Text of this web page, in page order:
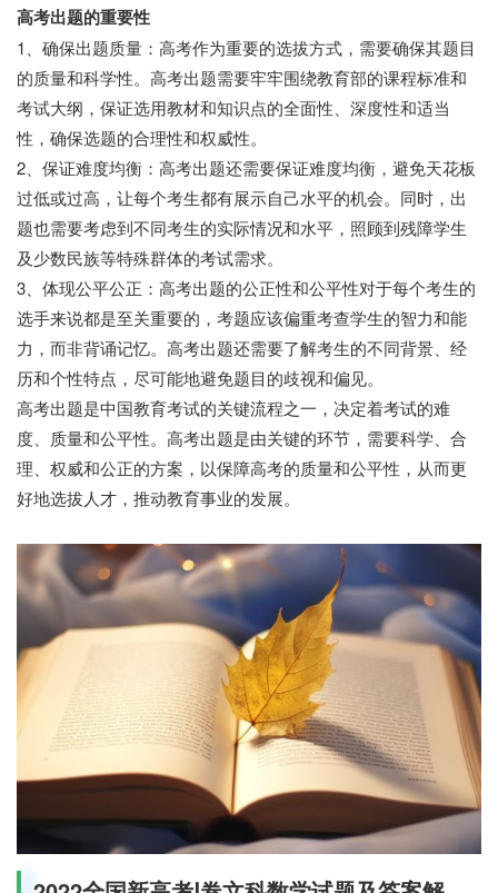
高考出题的重要性
1、确保出题质量：高考作为重要的选拔方式，需要确保其题目
的质量和科学性。高考出题需要牢牢围绕教育部的课程标准和
考试大纲，保证选用教材和知识点的全面性、深度性和适当
性，确保选题的合理性和权威性。
2、保证难度均衡：高考出题还需要保证难度均衡，避免天花板
过低或过高，让每个考生都有展示自己水平的机会。同时，出
题也需要考虑到不同考生的实际情况和水平，照顾到残障学生
及少数民族等特殊群体的考试需求。
3、体现公平公正：高考出题的公正性和公平性对于每个考生的
选手来说都是至关重要的，考题应该偏重考查学生的智力和能
力，而非背诵记忆。高考出题还需要了解考生的不同背景、经
历和个性特点，尽可能地避免题目的歧视和偏见。
高考出题是中国教育考试的关键流程之一，决定着考试的难
度、质量和公平性。高考出题是由关键的环节，需要科学、合
理、权威和公正的方案，以保障高考的质量和公平性，从而更
好地选拔人才，推动教育事业的发展。